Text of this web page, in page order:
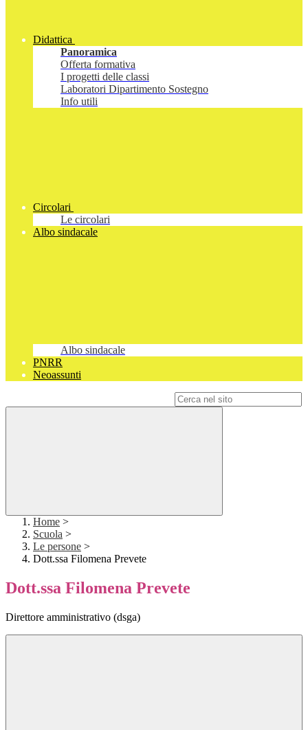
Didattica
Panoramica
Offerta formativa
I progetti delle classi
Laboratori Dipartimento Sostegno
Info utili
Circolari
Le circolari
Albo sindacale
Albo sindacale
PNRR
Neoassunti
Home >
Scuola >
Le persone >
Dott.ssa Filomena Prevete
Dott.ssa Filomena Prevete
Direttore amministrativo (dsga)